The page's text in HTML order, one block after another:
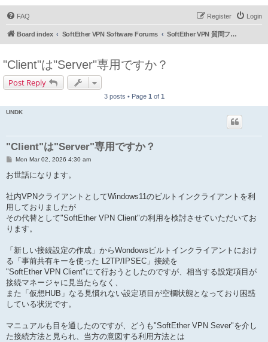
FAQ Login
Register
Board index SoftEther VPN Software Forums SoftEther VPN 質問フォーラム (日本語)
"Client"は"Server"専用ですか？
Post Reply
3 posts • Page 1 of 1
UNDK
"Client"は"Server"専用ですか？
P
s
Mon Mar 02, 2026 4:30 am
お世話になります。
社内VPNクライアントとしてWindows11のビルトインクライアントを利
用しておりましたが
その代替として"SoftEther VPN Client"の利用を検討させていただいてお
ります。
「新しい接続設定の作成」からWondowsビルトインクライアントにおけ
る「事前共有キーを使った L2TP/IPSEC」接続を
"SoftEther VPN Client"にて行おうとしたのですが、相当する設定項目が
接続マネージャに見当たらなく、
また「仮想HUB」なる見慣れない設定項目が空欄状態となっており困惑
している状況です。
マニュアルも目を通したのですが、どうも"SoftEther VPN Sever"を介し
た接続方法と見られ、当方の意図する利用方法とは